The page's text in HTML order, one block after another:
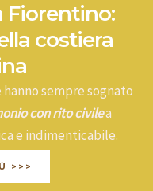
Fiorentino:
costiera
sempre sognato
con rito civilea
e indimenticabile.
>>>